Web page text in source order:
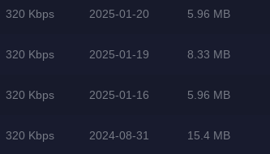
320 Kbps 2025-01-20 5.96 MB
320 Kbps 2025-01-19 8.33 MB
320 Kbps 2025-01-16 5.96 MB
320 Kbps 2024-08-31 15.4 MB